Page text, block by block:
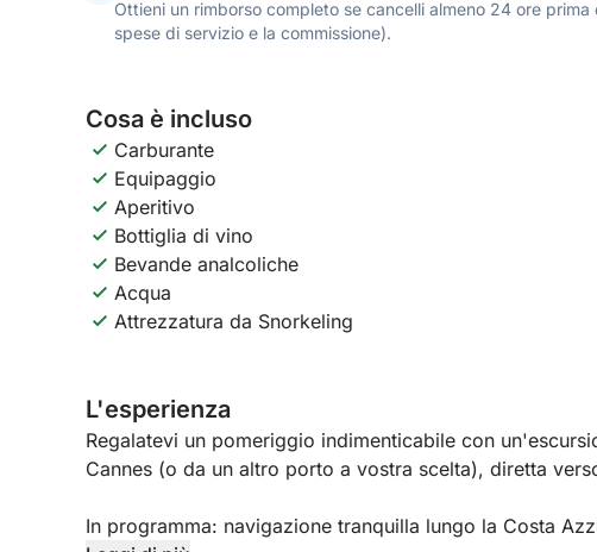
Ottieni un rimborso completo se cancelli almeno 24 ore
spese di servizio e la commissione).
Cosa è incluso
Carburante
Equipaggio
Aperitivo
Bottiglia di vino
Bevande analcoliche
Acqua
Attrezzatura da Snorkeling
L'esperienza
Regalatevi un pomeriggio indimenticabile con
Cannes (o da un altro porto a vostra scelta), diretta
In programma: navigazione tranquilla lungo la Costa